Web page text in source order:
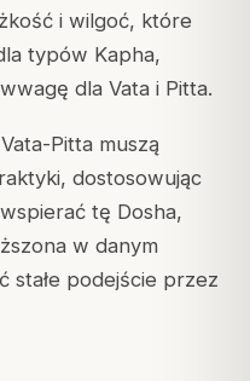
i wilgoć, które
typów Kapha,
dla Vata i Pitta.
Pitta muszą
dostosowując
tę Dosha,
w danym
stałe podejście przez